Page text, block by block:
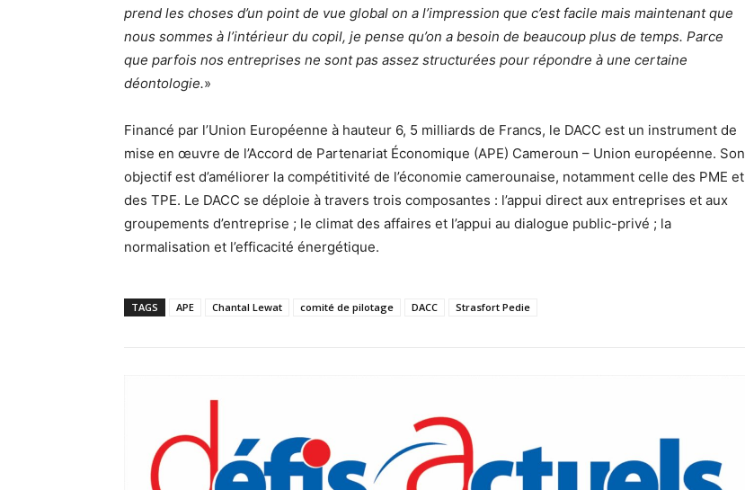
prend les choses d’un point de vue global on a l’impression que c’est facile mais maintenant que
nous sommes à l’intérieur du copil, je pense qu’on a besoin de beaucoup plus de temps. Parce
que parfois nos entreprises ne sont pas assez structurées pour répondre à une certaine
déontologie.»
Financé par l’Union Européenne à hauteur 6, 5 milliards de Francs, le DACC est un instrument de
mise en œuvre de l’Accord de Partenariat Économique (APE) Cameroun – Union européenne. Son
objectif est d’améliorer la compétitivité de l’économie camerounaise, notamment celle des PME et
des TPE. Le DACC se déploie à travers trois composantes : l’appui direct aux entreprises et aux
groupements d’entreprise ; le climat des affaires et l’appui au dialogue public-privé ; la
normalisation et l’efficacité énergétique.
TAGS APE Chantal Lewat comité de pilotage DACC Strasfort Pedie